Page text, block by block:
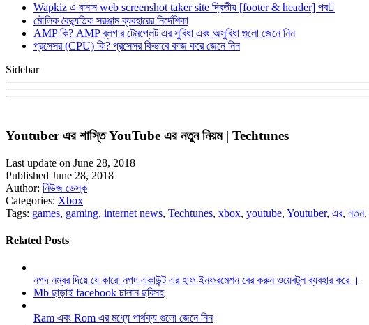
Wapkiz এ বানান web screenshot taker site দ্বিতীয় [footer & header] পব
মৌলিক বৈদ্যুতিক সরঞ্জাম ব্যবহারের নির্দেশিকা
AMP কি? AMP ব্লগার টেমপ্লেট এর সুবিধা এবং অসুবিধা গুলো জেনে নিন
প্রসেসর (CPU) কি? প্রসেসর কিভাবে কাজ করে জেনে নিন
Sidebar
Youtuber এর শাস্তি YouTube এর নতুন নিয়ম | Techtunes
Last update on June 28, 2018
Published June 28, 2018
Author: নিউজ ডেস্ক
Categories: Xbox
Tags: games, gaming, internet news, Techtunes, xbox, youtube, Youtuber, এর, নতন,
Related Posts
নগদ নম্বর দিয়ে যে কারো নগদ একাউন্ট এর হাফ ইনফরমেশন বের করুন ওয়েবটুল ব্যবহার করে ।
Mb ছাড়াই facebook চালান ছবিসহ
Ram এবং Rom এর মধ্যে পার্থক্য গুলো জেনে নিন